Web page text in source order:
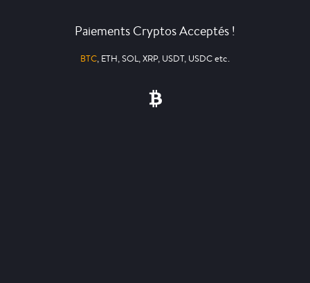
Paiements Cryptos Acceptés !
BTC, ETH, SOL, XRP, USDT, USDC etc.